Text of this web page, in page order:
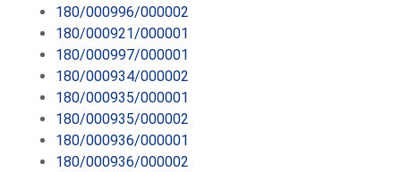
180/000996/000002
180/000921/000001
180/000997/000001
180/000934/000002
180/000935/000001
180/000935/000002
180/000936/000001
180/000936/000002